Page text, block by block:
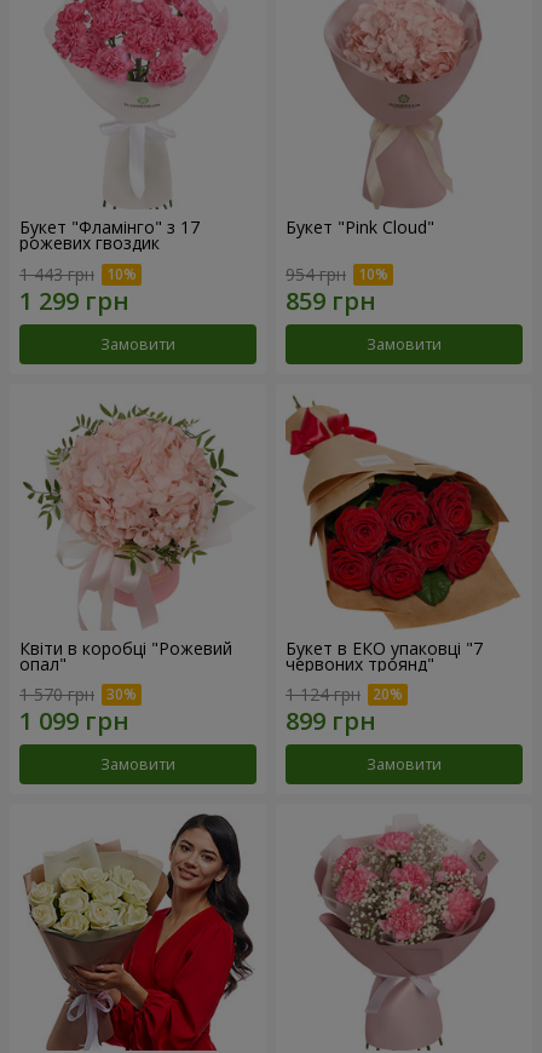
Букет "Фламінго" з 17
рожевих гвоздик
1 443 грн
Замовити
Букет "Pink Cloud"
954 грн
Замовити
Квіти в коробці "Рожевий
опал"
1 570 грн
Замовити
Букет в ЕКО упаковці "7
червоних троянд"
1 124 грн
Замовити